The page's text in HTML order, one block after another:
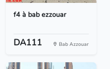
f4 à bab ezzouar
DA111 Bab Azzouar